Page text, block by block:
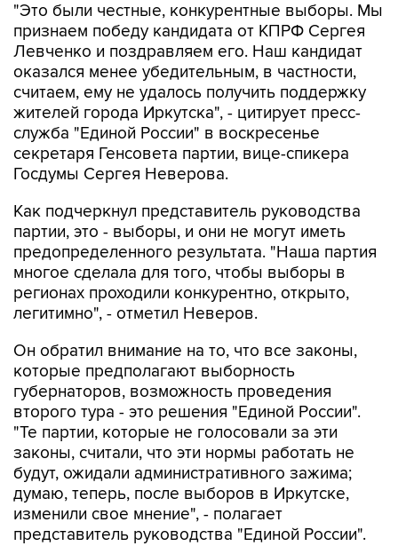
"Это были честные, конкурентные выборы. Мы
признаем победу кандидата от КПРФ Сергея
Левченко и поздравляем его. Наш кандидат
оказался менее убедительным, в частности,
считаем, ему не удалось получить поддержку
жителей города Иркутска", - цитирует пресс-
служба "Единой России" в воскресенье
секретаря Генсовета партии, вице-спикера
Госдумы Сергея Неверова.
Как подчеркнул представитель руководства
партии, это - выборы, и они не могут иметь
предопределенного результата. "Наша партия
многое сделала для того, чтобы выборы в
регионах проходили конкурентно, открыто,
легитимно", - отметил Неверов.
Он обратил внимание на то, что все законы,
которые предполагают выборность
губернаторов, возможность проведения
второго тура - это решения "Единой России".
"Те партии, которые не голосовали за эти
законы, считали, что эти нормы работать не
будут, ожидали административного зажима;
думаю, теперь, после выборов в Иркутске,
изменили свое мнение", - полагает
представитель руководства "Единой России".